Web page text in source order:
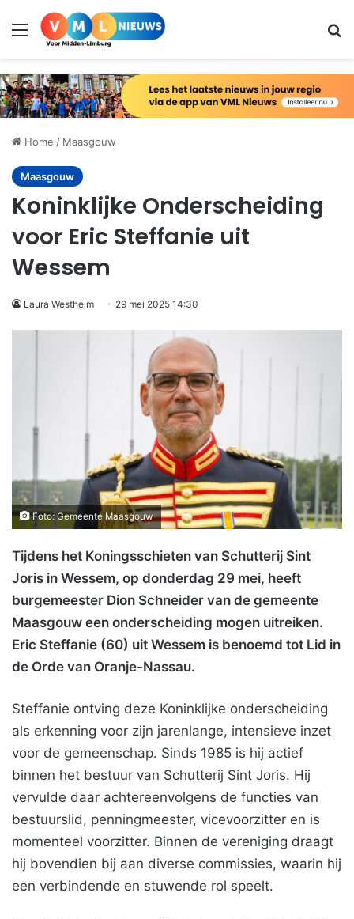
Menu
Home / Maasgouw
Maasgouw
Koninklijke Onderscheiding
voor Eric Steffanie uit
Wessem
Laura Westheim 29 mei 2025 14:30
Foto: Gemeente Maasgouw
Tijdens het Koningsschieten van Schutterij Sint
Joris in Wessem, op donderdag 29 mei, heeft
burgemeester Dion Schneider van de gemeente
Maasgouw een onderscheiding mogen uitreiken.
Eric Steffanie (60) uit Wessem is benoemd tot Lid in
de Orde van Oranje-Nassau.
Steffanie ontving deze Koninklijke onderscheiding
als erkenning voor zijn jarenlange, intensieve inzet
voor de gemeenschap. Sinds 1985 is hij actief
binnen het bestuur van Schutterij Sint Joris. Hij
vervulde daar achtereenvolgens de functies van
bestuurslid, penningmeester, vicevoorzitter en is
momenteel voorzitter. Binnen de vereniging draagt
hij bovendien bij aan diverse commissies, waarin hij
een verbindende en stuwende rol speelt.